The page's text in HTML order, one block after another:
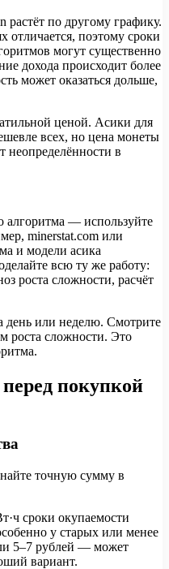
растёт по другому графику.
отличается, поэтому сроки
могут существенно
дохода происходит более
может оказаться дольше,
ценой. Асики для
всех, но цена монеты
неопределённости в
алгоритма — используйте
minerstat.com или
и модели асика
всю ту же работу:
роста сложности, расчёт
день или неделю. Смотрите
роста сложности. Это
покупкой
точную сумму в
сроки окупаемости
у старых или менее
5–7 рублей — может
вариант.